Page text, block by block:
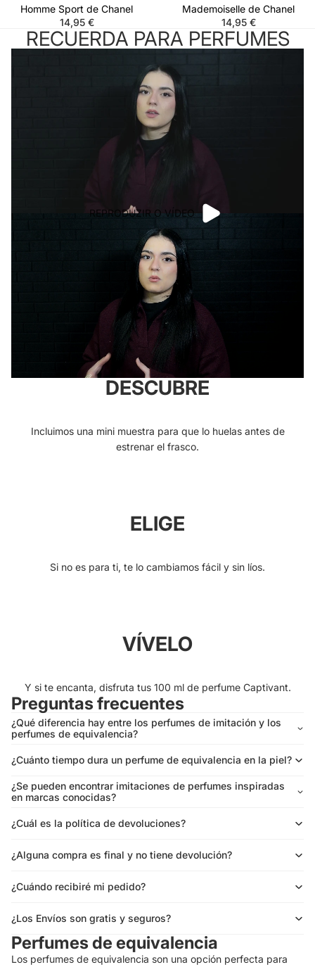
Homme Sport de Chanel
14,95 €
Mademoiselle de Chanel
14,95 €
RECUERDA PARA PERFUMES
REPRODUZIR O VÍDEO
DESCUBRE
Incluimos una mini muestra para que lo huelas antes de
estrenar el frasco.
ELIGE
Si no es para ti, te lo cambiamos fácil y sin líos.
VÍVELO
Y si te encanta, disfruta tus 100 ml de perfume Captivant.
Preguntas frecuentes
¿Qué diferencia hay entre los perfumes de imitación y los
perfumes de equivalencia?
¿Cuánto tiempo dura un perfume de equivalencia en la piel?
¿Se pueden encontrar imitaciones de perfumes inspiradas
en marcas conocidas?
¿Cuál es la política de devoluciones?
¿Alguna compra es final y no tiene devolución?
¿Cuándo recibiré mi pedido?
¿Los Envíos son gratis y seguros?
Perfumes de equivalencia
Los perfumes de equivalencia son una opción perfecta para